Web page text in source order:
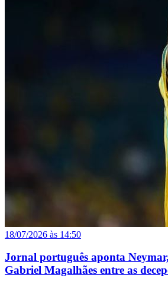
18/07/2026 às 14:50
Jornal português aponta
Gabriel Magalhães entre as